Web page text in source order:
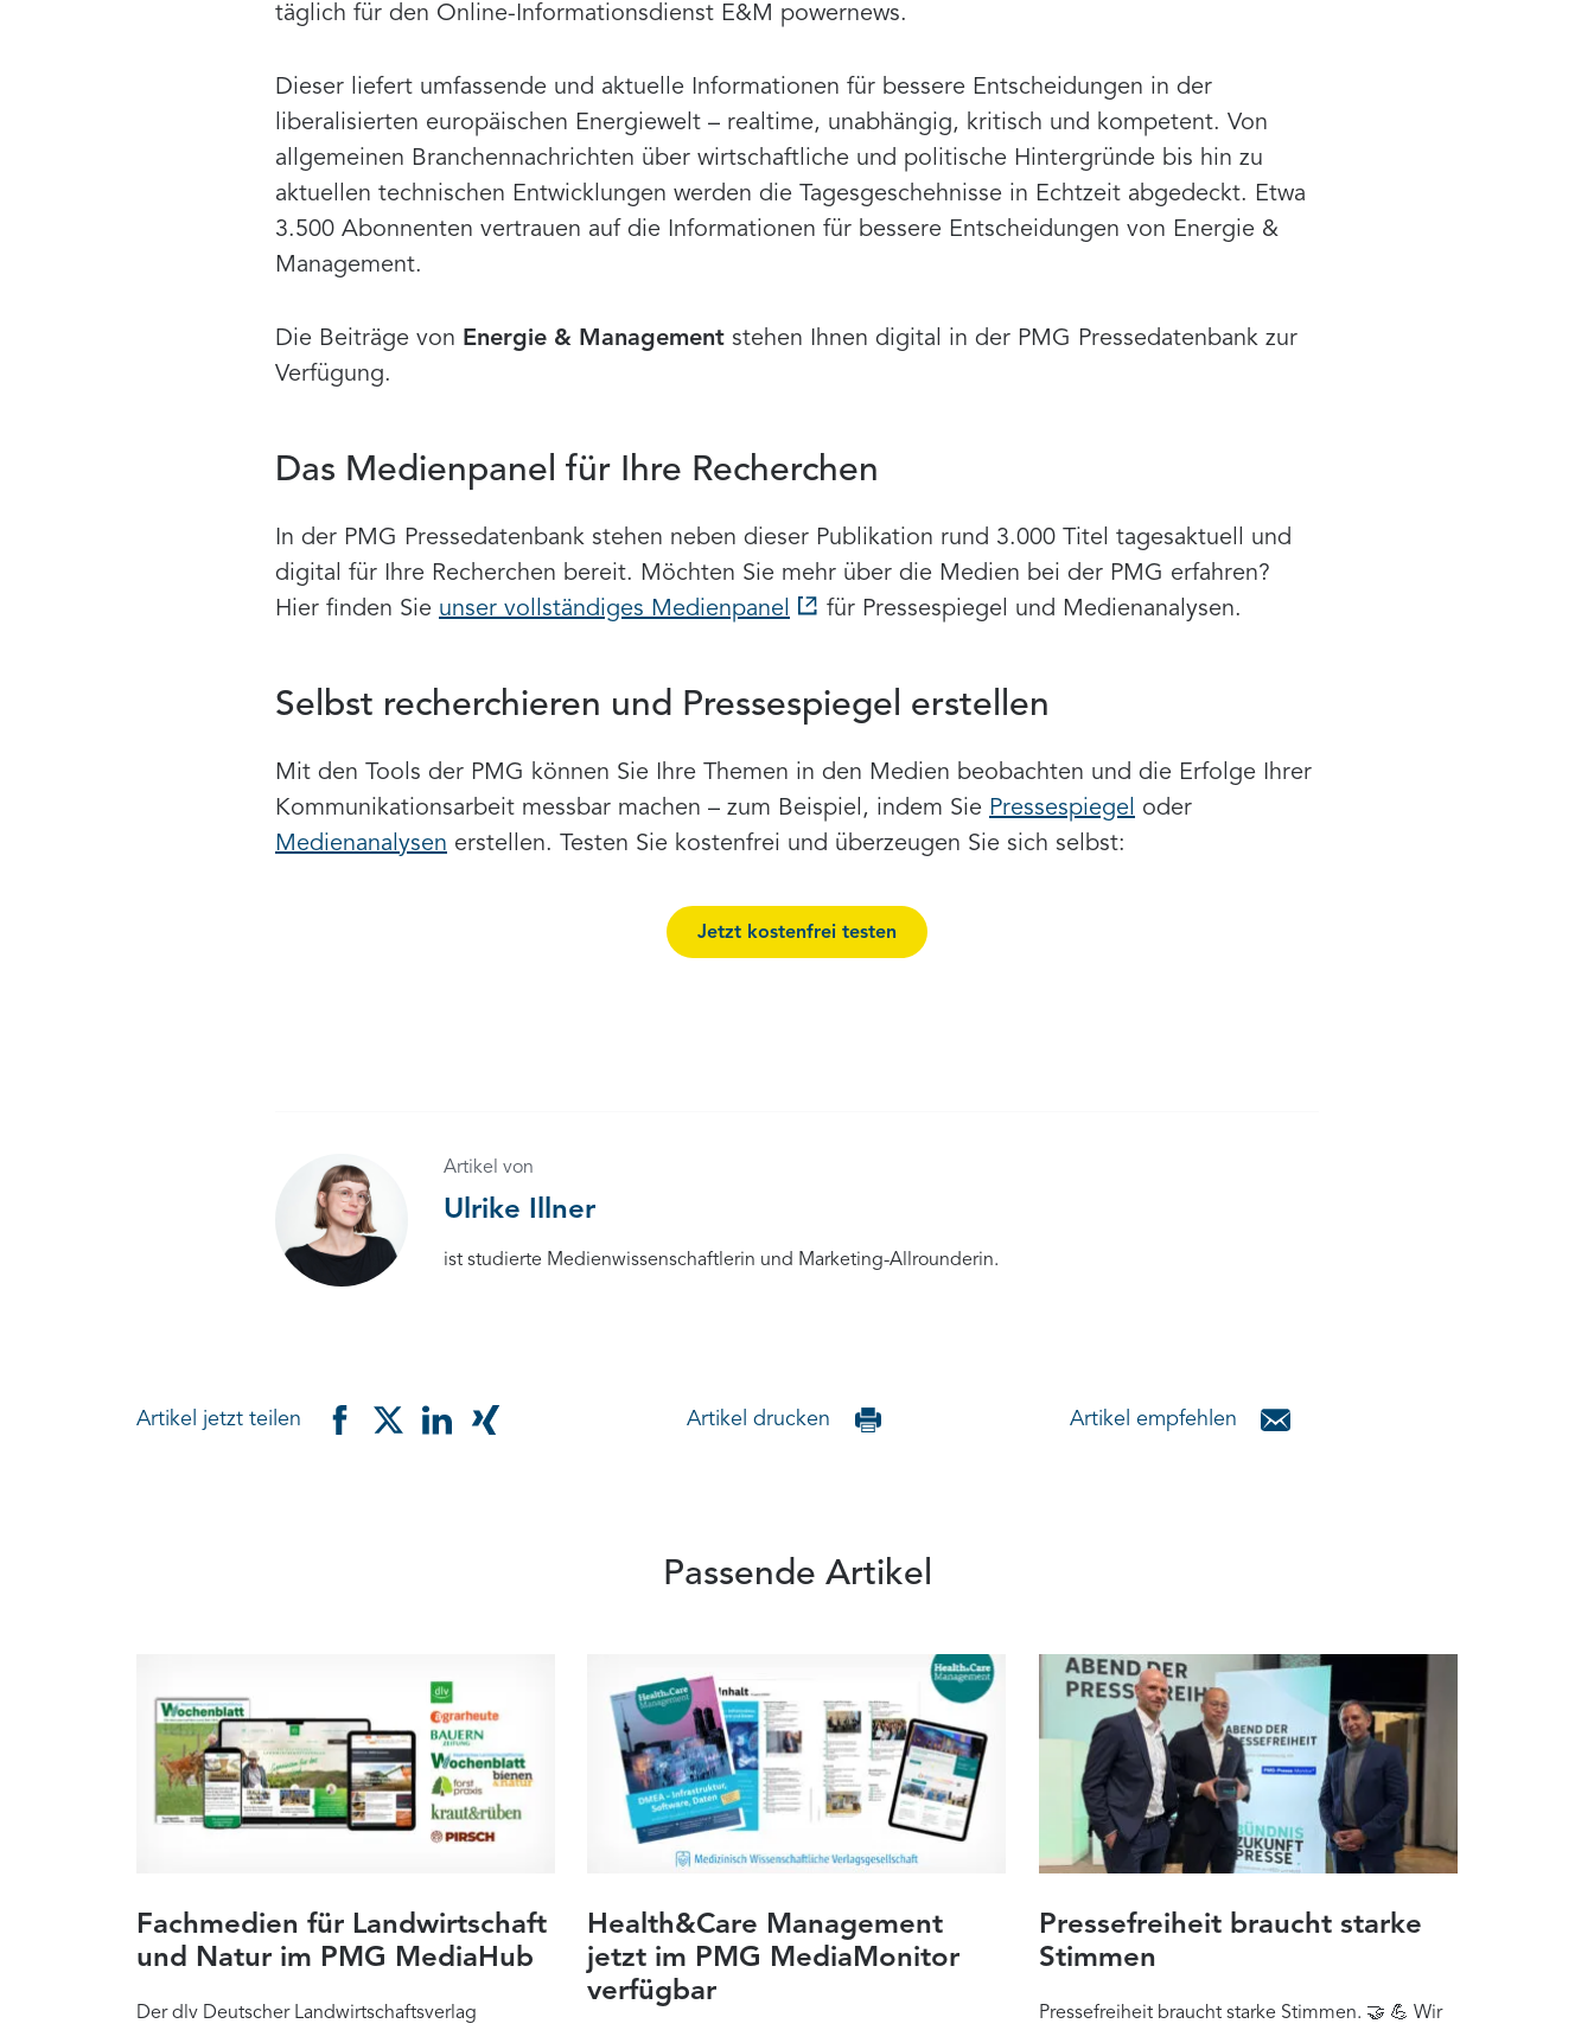
täglich für den Online-Informationsdienst E&M powernews.
Dieser liefert umfassende und aktuelle Informationen für bessere Entscheidungen in der
liberalisierten europäischen Energiewelt – realtime, unabhängig, kritisch und kompetent. Von
allgemeinen Branchennachrichten über wirtschaftliche und politische Hintergründe bis hin zu
aktuellen technischen Entwicklungen werden die Tagesgeschehnisse in Echtzeit abgedeckt. Etwa
3.500 Abonnenten vertrauen auf die Informationen für bessere Entscheidungen von Energie &
Management.
Die Beiträge von Energie & Management stehen Ihnen digital in der PMG Pressedatenbank zur
Verfügung.
Das Medienpanel für Ihre Recherchen
In der PMG Pressedatenbank stehen neben dieser Publikation rund 3.000 Titel tagesaktuell und
digital für Ihre Recherchen bereit. Möchten Sie mehr über die Medien bei der PMG erfahren?
Hier finden Sie unser vollständiges Medienpanel für Pressespiegel und Medienanalysen.
Selbst recherchieren und Pressespiegel erstellen
Mit den Tools der PMG können Sie Ihre Themen in den Medien beobachten und die Erfolge Ihrer
Kommunikationsarbeit messbar machen – zum Beispiel, indem Sie Pressespiegel oder
Medienanalysen erstellen. Testen Sie kostenfrei und überzeugen Sie sich selbst:
Jetzt kostenfrei testen
Artikel von
Ulrike Illner
ist studierte Medienwissenschaftlerin und Marketing-Allrounderin.
Artikel jetzt teilen Artikel drucken Artikel empfehlen
Passende Artikel
Fachmedien für Landwirtschaft
und Natur im PMG MediaHub
Der dlv Deutscher Landwirtschaftsverlag
Health&Care Management
jetzt im PMG MediaMonitor
verfügbar
Pressefreiheit braucht starke
Stimmen
Pressefreiheit braucht starke Stimmen. 🤝 💪 Wir